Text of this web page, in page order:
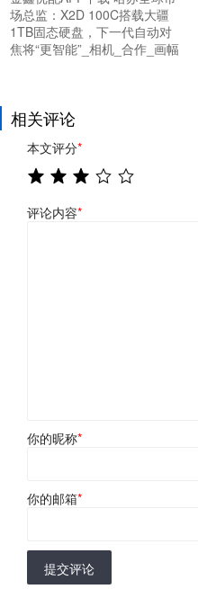
场总监：X2D 100C搭载大疆
1TB固态硬盘，下一代自动对
焦将“更智能”_相机_合作_画幅
相关评论
本文评分*
评论内容*
你的昵称*
你的邮箱*
提交评论